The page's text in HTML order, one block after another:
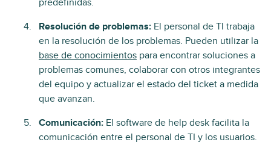
predefinidas.
Resolución de problemas: El personal de TI trabaja
en la resolución de los problemas. Pueden utilizar la
base de conocimientos para encontrar soluciones a
problemas comunes, colaborar con otros integrantes
del equipo y actualizar el estado del ticket a medida
que avanzan.
Comunicación: El software de help desk facilita la
comunicación entre el personal de TI y los usuarios.